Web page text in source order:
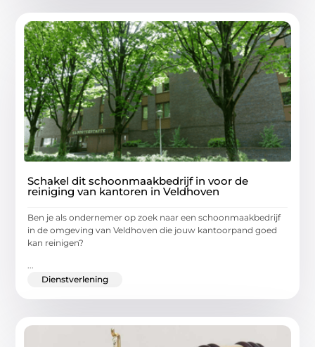
Schakel dit schoonmaakbedrijf in voor de
reiniging van kantoren in Veldhoven
Ben je als ondernemer op zoek naar een schoonmaakbedrijf
in de omgeving van Veldhoven die jouw kantoorpand goed
kan reinigen?
...
Dienstverlening